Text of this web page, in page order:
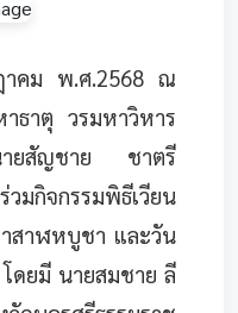
คม พ.ศ.2568 ณ
ธาตุ วรมหาวิหาร
ายสัญชาย ชาตรี
กิจกรรมพิธีเวียน
าสาฬหบูชา และวัน
ดยมี นายสมชาย ลี